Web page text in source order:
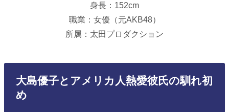
身長：152cm
職業：女優（元AKB48）
所属：太田プロダクション
大島優子とアメリカ人熱愛彼氏の馴れ初
め